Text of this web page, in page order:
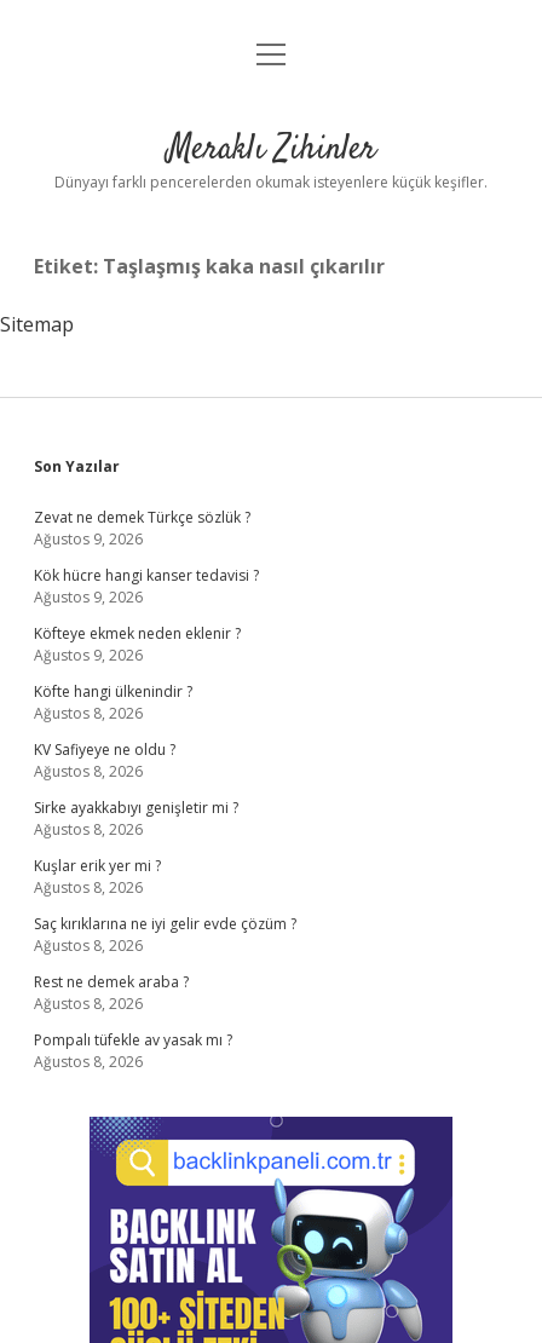
Anasayfa
Yasal Uyarı
menüyü
Meraklı Zihinler
Dünyayı farklı pencerelerden okumak isteyenlere küçük keşifler.
Etiket: Taşlaşmış kaka nasıl çıkarılır
Sitemap
Sidebar
Son Yazılar
Zevat ne demek Türkçe sözlük ?
Ağustos 9, 2026
Kök hücre hangi kanser tedavisi ?
Ağustos 9, 2026
Köfteye ekmek neden eklenir ?
Ağustos 9, 2026
Köfte hangi ülkenindir ?
Ağustos 8, 2026
KV Safiyeye ne oldu ?
Ağustos 8, 2026
Sirke ayakkabıyı genişletir mi ?
Ağustos 8, 2026
Kuşlar erik yer mi ?
Ağustos 8, 2026
Saç kırıklarına ne iyi gelir evde çözüm ?
Ağustos 8, 2026
Rest ne demek araba ?
Ağustos 8, 2026
Pompalı tüfekle av yasak mı ?
Ağustos 8, 2026